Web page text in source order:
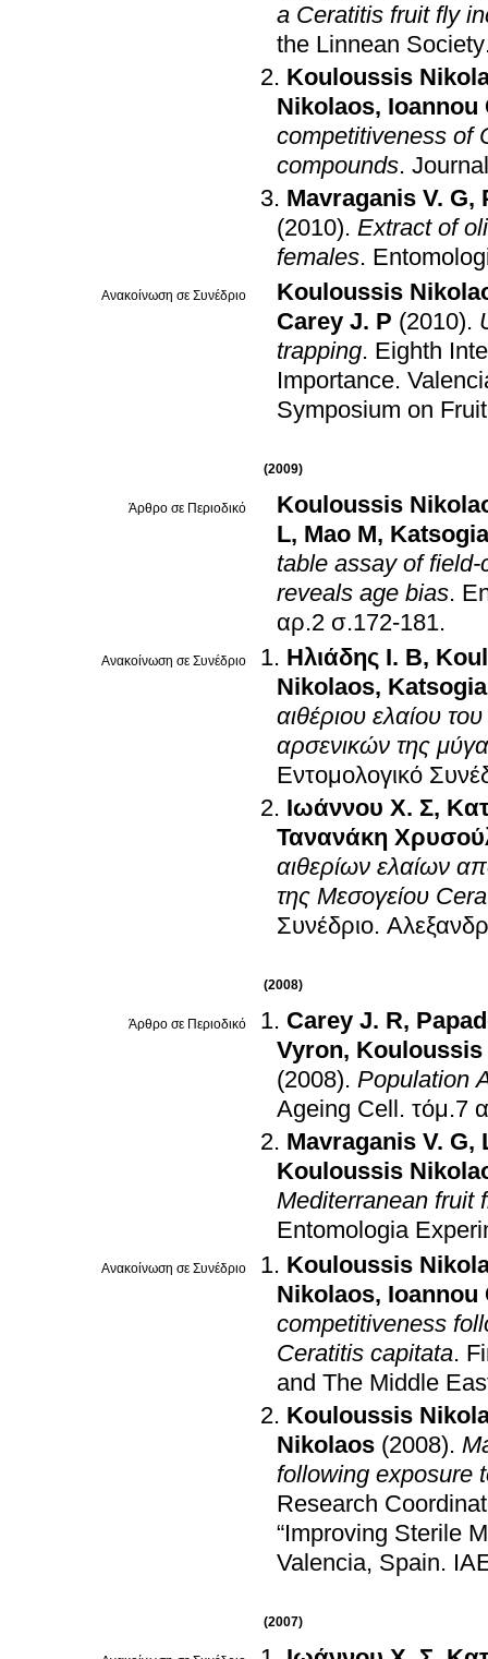
a Ceratitis fruit fly
the Linnean Society
Kouloussis
Nikolaos, Ioannou
competitiveness of
compounds.
Mavraganis V. G,
(2010). Extract of
females.
Ανακοίνωση σε Συνέδριο
Kouloussis
Carey J. Ρ (2010).
trapping. Eighth
Importance.
Symposium on
(2009)
Άρθρο σε Περιοδικό
Kouloussis
L, Mao M,
table assay of
reveals age bias.
αρ.2 σ.172-181.
Ανακοίνωση σε Συνέδριο Ηλιάδης Ι. Β,
Nikolaos,
αιθέριου ελαίου
αρσενικών της
Εντομολογικό
Ιωάννου Χ. Σ,
Τανανάκη
αιθερίων ελαίων
της Μεσογείου
Συνέδριο.
(2008)
Άρθρο σε Περιοδικό Carey J. R,
Vyron,
(2008). Population
Ageing Cell .
Mavraganis V. G,
Kouloussis
Mediterranean fruit
Entomologia
Ανακοίνωση σε Συνέδριο
Kouloussis
Nikolaos, Ioannou
competitiveness
Ceratitis capitata.
and The Middle
Kouloussis
Nikolaos (2008).
following exposure
Research
“Improving Sterile
Valencia, Spain.
(2007)